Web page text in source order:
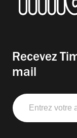
Recevez
mail
Entrez
votre
adresse